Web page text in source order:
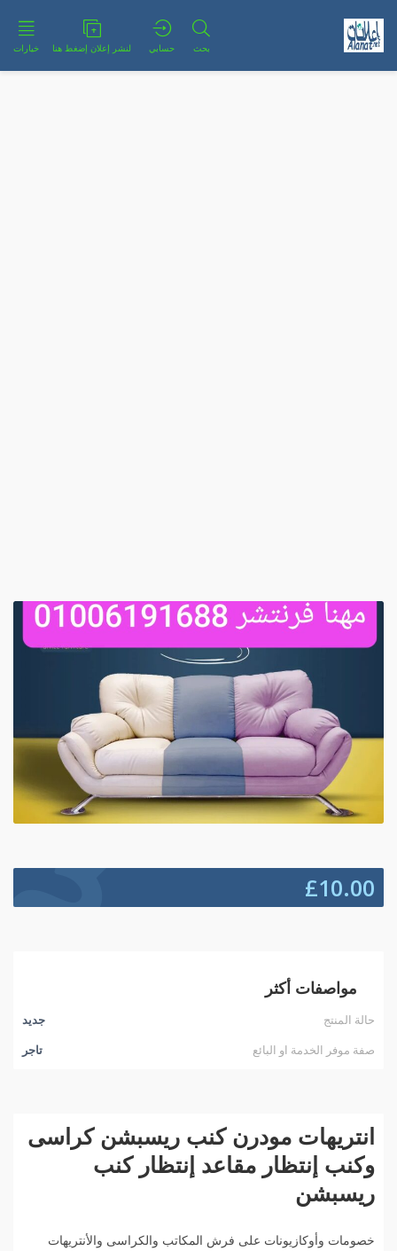
بحث حسابي لنشر إعلان إضغط هنا خيارات
£10.00
مواصفات أكثر
حالة المنتج
جديد
صفة موفر الخدمة او البائع
تاجر
انتريهات مودرن كنب ريسبشن كراسى
وكنب إنتظار مقاعد إنتظار كنب
ريسبشن
خصومات وأوكازيونات على فرش المكاتب والكراسى والأنتريهات